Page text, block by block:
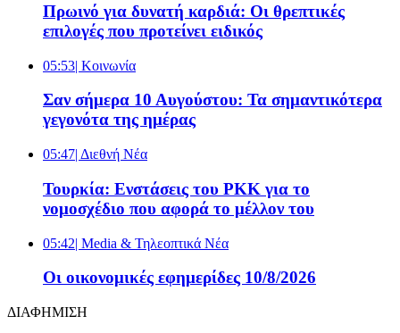
Πρωινό για δυνατή καρδιά: Οι θρεπτικές
επιλογές που προτείνει ειδικός
05:53| Κοινωνία
Σαν σήμερα 10 Αυγούστου: Τα σημαντικότερα
γεγονότα της ημέρας
05:47| Διεθνή Νέα
Τουρκία: Ενστάσεις του PKK για το
νομοσχέδιο που αφορά το μέλλον του
05:42| Media & Τηλεοπτικά Νέα
Οι οικονομικές εφημερίδες 10/8/2026
ΔΙΑΦΗΜΙΣΗ